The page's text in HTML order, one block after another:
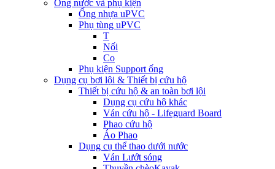
Ống nước và phụ kiện
Ống nhựa uPVC
Phụ tùng uPVC
T
Nối
Co
Phụ kiện Support ống
Dụng cụ bơi lội & Thiết bị cứu hộ
Thiết bị cứu hộ & an toàn bơi lội
Dụng cụ cứu hộ khác
Ván cứu hộ - Lifeguard Board
Phao cứu hộ
Áo Phao
Dụng cụ thể thao dưới nước
Ván Lướt sóng